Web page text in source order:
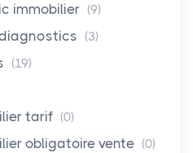
immobilier (9)
(3)
(19)
tarif (0)
obligatoire vente (0)